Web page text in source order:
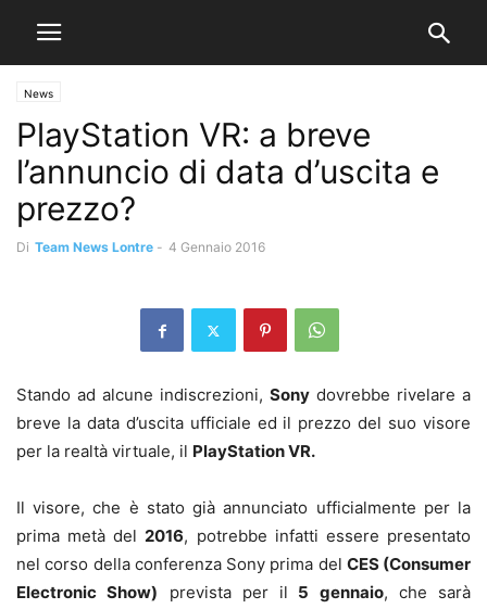
News
PlayStation VR: a breve
l’annuncio di data d’uscita e
prezzo?
Di Team News Lontre - 4 Gennaio 2016
Stando ad alcune indiscrezioni, Sony dovrebbe rivelare a
breve la data d’uscita ufficiale ed il prezzo del suo visore
per la realtà virtuale, il PlayStation VR.
Il visore, che è stato già annunciato ufficialmente per la
prima metà del2016, potrebbe infatti essere presentato
nel corso della conferenza Sony prima del CES (Consumer
Electronic Show) prevista per il 5 gennaio, che sarà